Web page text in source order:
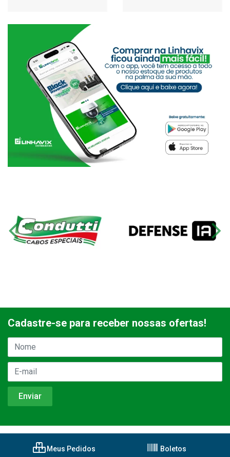
Cadastre-se para receber nossas ofertas!
Meus Pedidos Boletos